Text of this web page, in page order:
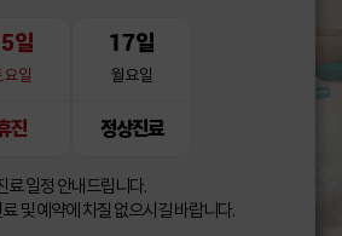
일
요일
진
17일
월요일
정상진료
료 일정 안내드립니다.
및 예약에 차질 없으시길 바랍니다.